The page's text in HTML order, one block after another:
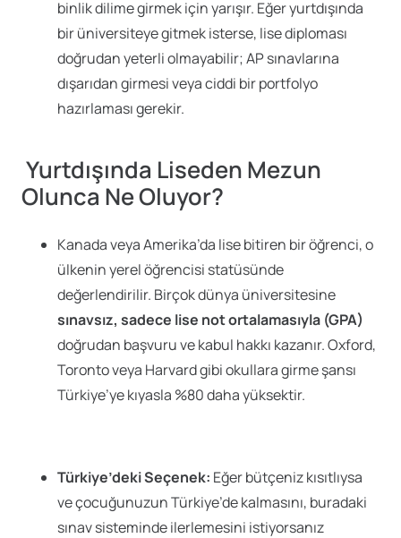
binlik dilime girmek için yarışır. Eğer yurtdışında
bir üniversiteye gitmek isterse, lise diploması
doğrudan yeterli olmayabilir; AP sınavlarına
dışarıdan girmesi veya ciddi bir portfolyo
hazırlaması gerekir.
Yurtdışında Liseden Mezun
Olunca Ne Oluyor?
Kanada veya Amerika’da lise bitiren bir öğrenci, o
ülkenin yerel öğrencisi statüsünde
değerlendirilir. Birçok dünya üniversitesine
sınavsız, sadece lise not ortalamasıyla (GPA)
doğrudan başvuru ve kabul hakkı kazanır. Oxford,
Toronto veya Harvard gibi okullara girme şansı
Türkiye’ye kıyasla %80 daha yüksektir.
Türkiye’deki Seçenek: Eğer bütçeniz kısıtlıysa
ve çocuğunuzun Türkiye’de kalmasını, buradaki
sınav sisteminde ilerlemesini istiyorsanız